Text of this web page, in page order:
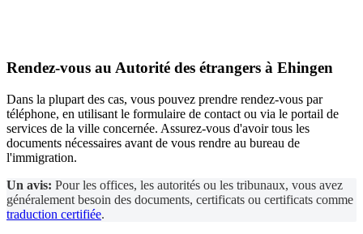
Rendez-vous au Autorité des étrangers à Ehingen
Dans la plupart des cas, vous pouvez prendre rendez-vous par
téléphone, en utilisant le formulaire de contact ou via le portail de
services de la ville concernée. Assurez-vous d'avoir tous les
documents nécessaires avant de vous rendre au bureau de
l'immigration.
Un avis: Pour les offices, les autorités ou les tribunaux, vous avez
généralement besoin des documents, certificats ou certificats comme
traduction certifiée.